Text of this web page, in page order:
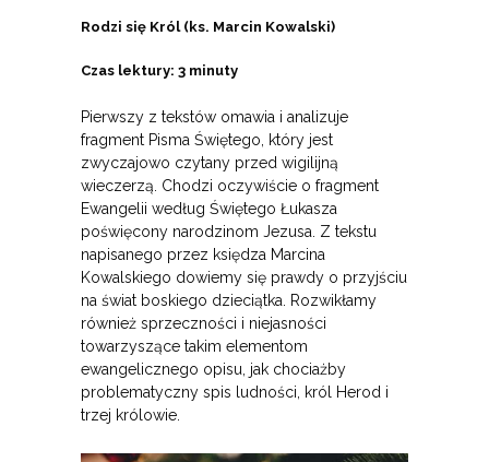
Rodzi się Król (ks. Marcin Kowalski)
Czas lektury: 3 minuty
Pierwszy z tekstów omawia i analizuje
fragment Pisma Świętego, który jest
zwyczajowo czytany przed wigilijną
wieczerzą. Chodzi oczywiście o fragment
Ewangelii według Świętego Łukasza
poświęcony narodzinom Jezusa. Z tekstu
napisanego przez księdza Marcina
Kowalskiego dowiemy się prawdy o przyjściu
na świat boskiego dzieciątka. Rozwikłamy
również sprzeczności i niejasności
towarzyszące takim elementom
ewangelicznego opisu, jak chociażby
problematyczny spis ludności, król Herod i
trzej królowie.